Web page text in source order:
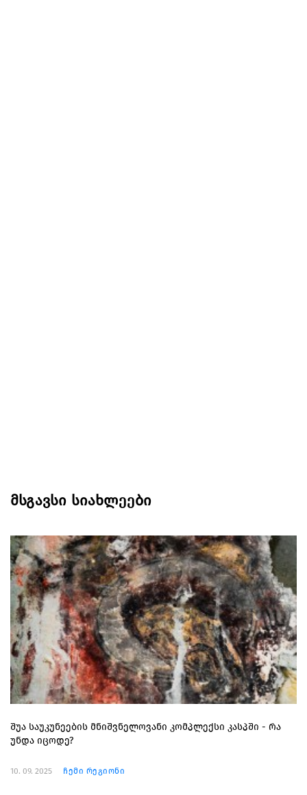
მსგავსი სიახლეები
შუა საუკუნეების მნიშვნელოვანი კომპლექსი კასპში - რა
უნდა იცოდე?
10. 09. 2025 ჩემი რეგიონი